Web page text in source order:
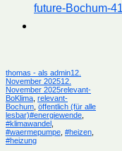
future-Bochum-
Autor
thomas - als adminVeröffentlicht
12.
November 202512.
November 2025Kategorien
relevant-
BoKlima relevant-
Bochum öffentlich (für alle
lesbar)Schlagwörter
#energiewende
#klimawandel
#waermepumpe #heizen
#heizung